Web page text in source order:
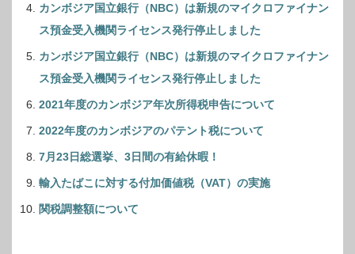
カンボジア国立銀行（NBC）は新規のマイクロファイナン
ス預金受入機関ライセンス発行停止しました
カンボジア国立銀行（NBC）は新規のマイクロファイナン
ス預金受入機関ライセンス発行停止しました
2021年度のカンボジア年次所得税申告について
2022年度のカンボジアのパテント税について
7月23日総選挙、3日間の有給休暇！
輸入たばこに対する付加価値税（VAT）の実施
関税調整額について